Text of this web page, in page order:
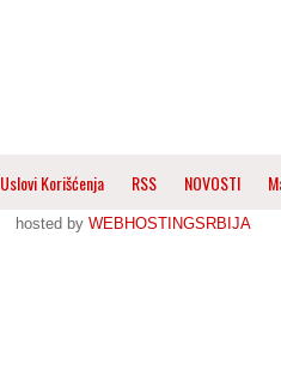
Uslovi Korišćenja RSS NOVOSTI
hosted by WEBHOSTINGSRBIJA